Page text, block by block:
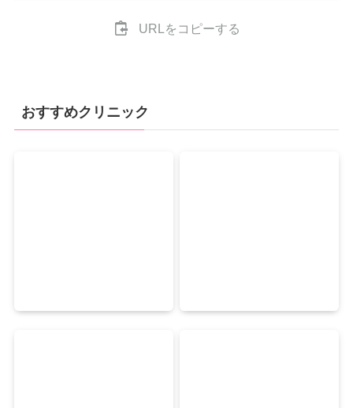
URLをコピーする
おすすめクリニック